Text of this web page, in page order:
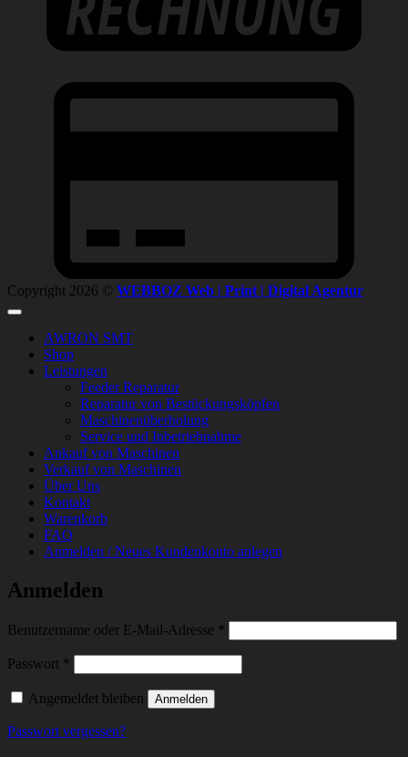
Copyright 2026 © WEBBOZ Web | Print | Digital Agentur
AWRON SMT
Shop
Leistungen
Feeder Reparatur
Reparatur von Bestückungsköpfen
Maschinenüberholung
Service und Inbetriebnahme
Ankauf von Maschinen
Verkauf von Maschinen
Über Uns
Kontakt
Warenkorb
FAQ
Anmelden / Neues Kundenkonto anlegen
Anmelden
Benutzername oder E-Mail-Adresse *
Passwort *
Angemeldet bleiben Anmelden
Passwort vergessen?